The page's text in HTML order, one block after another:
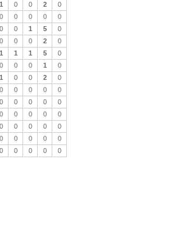
1 0 0 2
0
0 0 0 0
0
0 0 1 5
0
0 0 0 2
0
1 1 1 5
0
0 0 0 1
0
1 0 0 2
0
0 0 0 0
0
0 0 0 0
0
0 0 0 0
0
0 0 0 0
0
0 0 0 0
0
0 0 0 0 0